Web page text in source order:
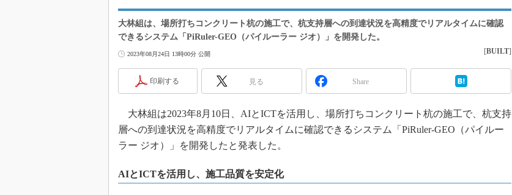
メンテナンス・レジリエンスOSAKA
日本 ものづくりワールド 2020
IGAS2018
大林組は、場所打ちコンクリート杭の施工で、杭支持層への到達状況を高精度でリアルタイムに確認
できるシステム「PiRuler-GEO（パイルーラー ジオ）」を開発した。
2023年08月24日 13時00分 公開 [BUILT]
印刷する 見る Share
大林組は2023年8月10日、AIとICTを活用し、場所打ちコンクリート杭の施工で、杭支持
層への到達状況を高精度でリアルタイムに確認できるシステム「PiRuler-GEO（パイルー
ラー ジオ）」を開発したと発表した。
AIとICTを活用し、施工品質を安定化